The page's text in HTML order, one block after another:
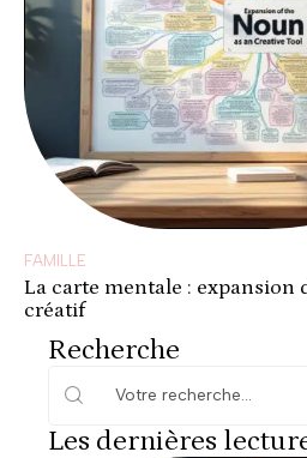
FAMILLE
La carte mentale :
créatif
Recherche
Les dernières